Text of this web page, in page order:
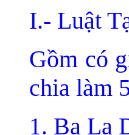
I.- Luật
Gồm có
chia làm
Ba La